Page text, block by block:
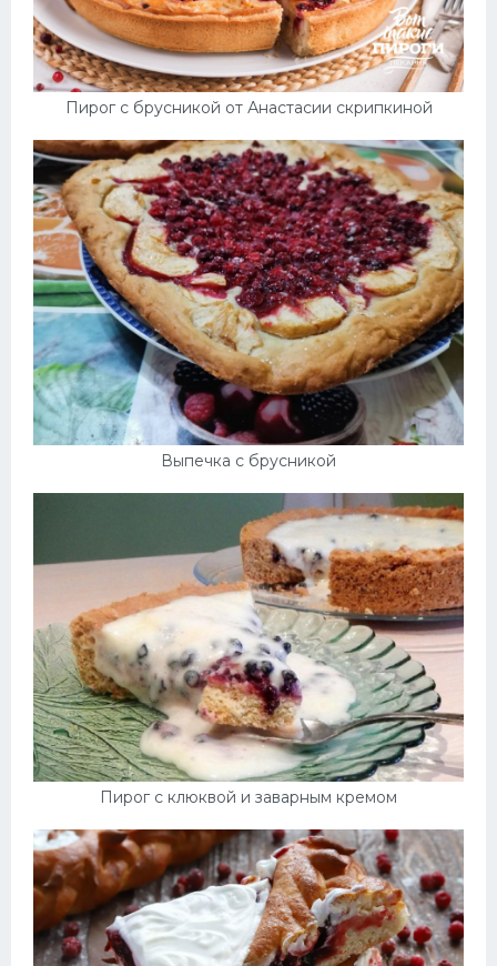
Пирог с брусникой от Анастасии скрипкиной
Выпечка с брусникой
Пирог с клюквой и заварным кремом